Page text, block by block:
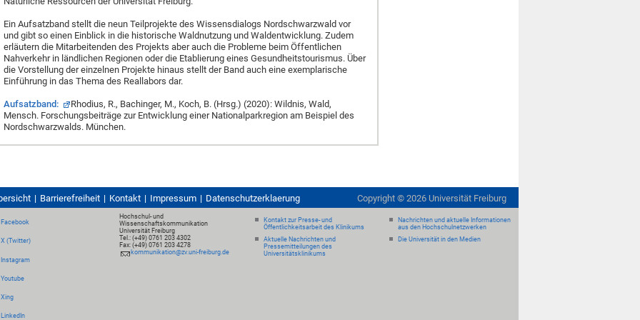
Ein Aufsatzband stellt die neun Teilprojekte des Wissensdialogs Nordschwarzwald vor
und gibt so einen Einblick in die historische Waldnutzung und Waldentwicklung. Zudem
erläutern die Mitarbeitenden des Projekts aber auch die Probleme beim Öffentlichen
Nahverkehr in ländlichen Regionen oder die Etablierung eines Gesundheitstourismus. Über
die Vorstellung der einzelnen Projekte hinaus stellt der Band auch eine exemplarische
Einführung in das Thema des Reallabors dar.
Aufsatzband:
Rhodius, R., Bachinger, M., Koch, B. (Hrsg.) (2020): Wildnis, Wald,
Mensch. Forschungsbeiträge zur Entwicklung einer Nationalparkregion am Beispiel des
Nordschwarzwalds. München.
Barrierefreiheit Kontakt Impressum Datenschutzerklaerung Copyright © 2026 Universität Freiburg
Facebook
X (Twitter)
Instagram
Youtube
Xing
LinkedIn
Hochschul- und
Wissenschaftskommunikation
Universität Freiburg
Tel.: (+49) 0761 203 4302
Fax: (+49) 0761 203 4278
kommunikation@zv.uni-freiburg.de
Kontakt zur Presse- und
Öffentlichkeitsarbeit des Klinikums
Aktuelle Nachrichten und
Pressemitteilungen des
Universitätsklinikums
Nachrichten und aktuelle Informationen
aus den Hochschulnetzwerken
Die Universität in den Medien